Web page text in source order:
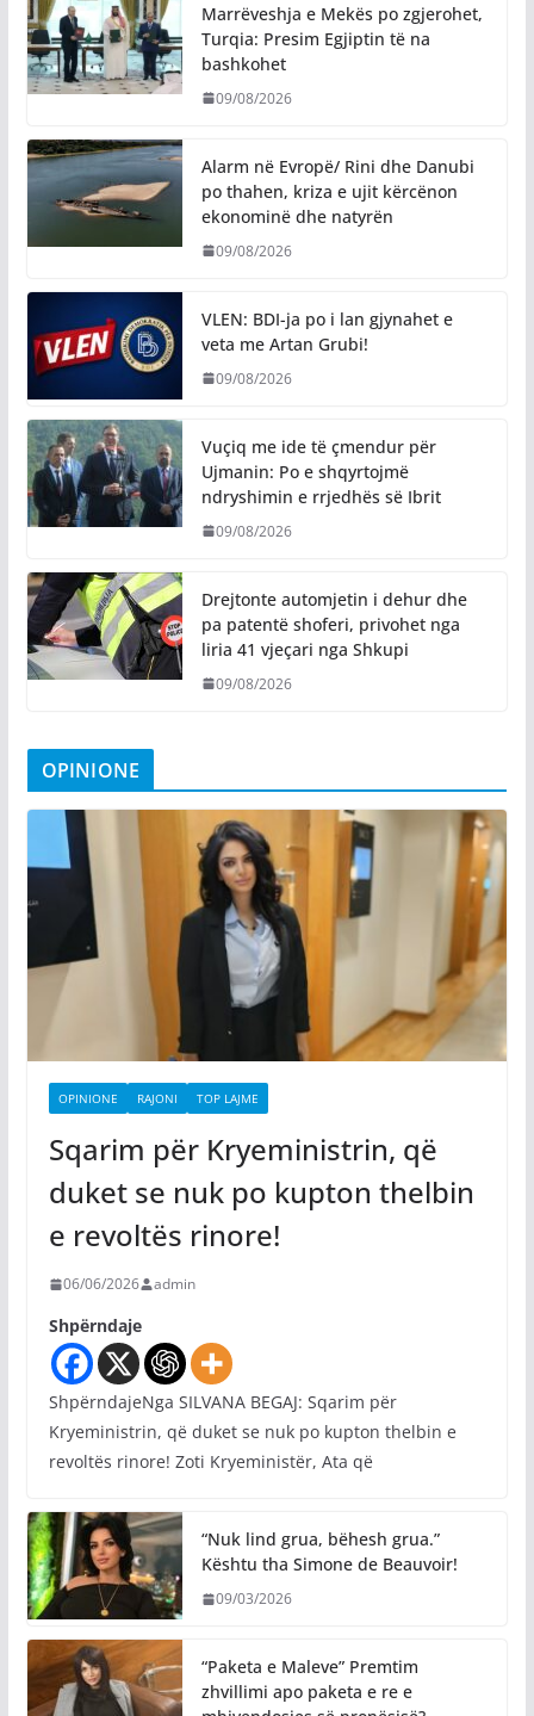
Marrëveshja e Mekës po zgjerohet,
Turqia: Presim Egjiptin të na
bashkohet
09/08/2026
Alarm në Evropë/ Rini dhe Danubi
po thahen, kriza e ujit kërcënon
ekonominë dhe natyrën
09/08/2026
VLEN: BDI-ja po i lan gjynahet e
veta me Artan Grubi!
09/08/2026
​Vuçiq me ide të çmendur për
Ujmanin: Po e shqyrtojmë
ndryshimin e rrjedhës së Ibrit
09/08/2026
Drejtonte automjetin i dehur dhe
pa patentë shoferi, privohet nga
liria 41 vjeçari nga Shkupi
09/08/2026
OPINIONE
OPINIONE RAJONI TOP LAJME
Sqarim për Kryeministrin, që
duket se nuk po kupton thelbin
e revoltës rinore!
06/06/2026 admin
Shpërndaje
ShpërndajeNga SILVANA BEGAJ: Sqarim për
Kryeministrin, që duket se nuk po kupton thelbin e
revoltës rinore! Zoti Kryeministër, Ata që
“Nuk lind grua, bëhesh grua.”
Kështu tha Simone de Beauvoir!
09/03/2026
“Paketa e Maleve” Premtim
zhvillimi apo paketa e re e